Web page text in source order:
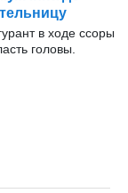
в ходе ссоры
головы.